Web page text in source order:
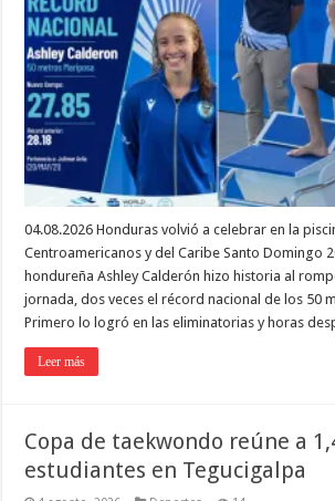
04.08.2026 Honduras volvió a celebrar en la
Centroamericanos y del Caribe Santo Domingo
hondureña Ashley Calderón hizo historia al
jornada, dos veces el récord nacional de los 50
Primero lo logró en las eliminatorias y horas
Leer más
Copa de taekwondo reúne a
estudiantes en Tegucigalpa